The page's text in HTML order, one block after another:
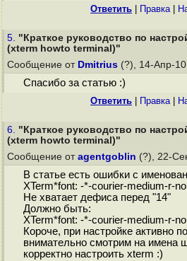
Ответить Правка|
5. "Краткое руководство по
(xterm howto terminal)"
Сообщение от Dmitrius (?), 14-Апр-
Спасибо за статью :)
Ответить Правка|
6. "Краткое руководство по
(xterm howto terminal)"
Сообщение от agentgoblin (?), 22-
В статье есть ошибки с
XTerm*font: -*-courier-medium-r-
Не хватает дефиса перед "14"
Должно быть:
XTerm*font: -*-courier-medium-r-
Короче, при настройке активно
внимательно смотрим на имена
корректно настроить xterm :)